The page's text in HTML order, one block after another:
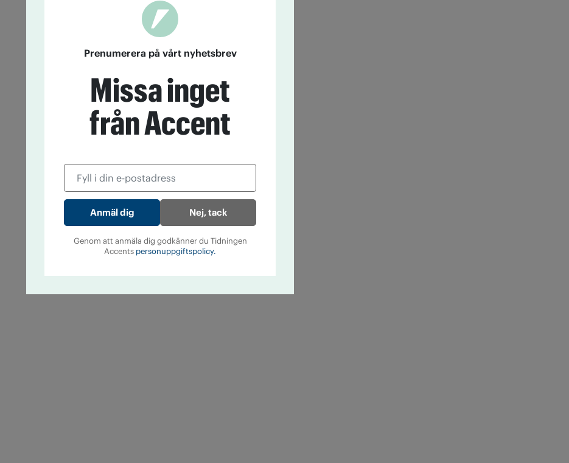
Prenumerera på vårt nyhetsbrev
Missa inget
från Accent
Nej, tack
Genom att anmäla dig godkänner du Tidningen
Accents personuppgiftspolicy.